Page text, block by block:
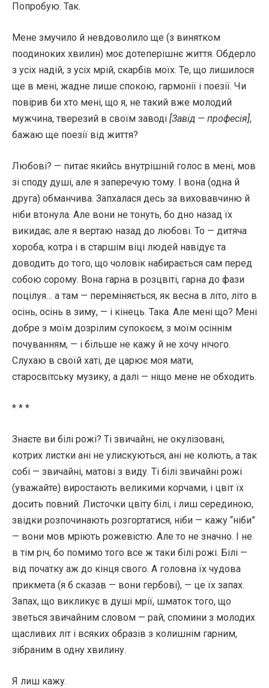
Попробую. Так.
Мене змучило й невдоволило ще (з винятком
поодиноких хвилин) моє дотеперішнє життя. Обдерло
з усіх надій, з усіх мрій, скарбів моїх. Те, що лишилося
ще в мені, жадне лише спокою, гармонії і поезії. Чи
повірив би хто мені, що я, не такий вже молодий
мужчина, тверезий в своїм заводі [Завід — професія],
бажаю ще поезії від життя?
Любові? — питає якийсь внутрішній голос в мені, мов
зі споду душі, але я заперечую тому. І вона (одна й
друга) обманчива. Запхалася десь за виховавчиню й
ніби втонула. Але вони не тонуть, бо дно назад їх
викидає; але я вертаю назад до любові. То — дитяча
хороба, котра і в старшім віці людей навідує та
доводить до того, що чоловік набирається сам перед
собою сорому. Вона гарна в розцвіті, гарна до фази
поцілуя… а там — переміняється, як весна в літо, літо в
осінь, осінь в зиму, — і кінець. Така. Але мені що? Мені
добре з моїм дозрілим супокоєм, з моїм осіннім
почуванням, — і більше не кажу й не хочу нічого.
Слухаю в своїй хаті, де царює моя мати,
старосвітську музику, а далі — ніщо мене не обходить.
* * *
Знаєте ви білі рожі? Ті звичайні, не окулізовані,
котрих листки ані не улискуються, ані не колють, а так
собі — звичайні, матові з виду. Ті білі звичайні рожі
(уважайте) виростають великими корчами, і цвіт їх
досить повний. Листочки цвіту білі, і лиш серединою,
звідки розпочинають розгортатися, ніби — кажу “ніби”
— вони мов мріють рожевістю. Але то не значно. І не
в тім річ, бо помимо того все ж таки білі рожі. Білі —
від початку аж до кінця свого. А головна їх чудова
прикмета (я б сказав — вони гербові), — це їх запах.
Запах, що викликує в душі мрії, шматок того, що
зветься звичайним словом — рай, спомини з молодих
щасливих літ і всяких образів з колишнім гарним,
зібраним в одну хвилину.
Я лиш кажу.